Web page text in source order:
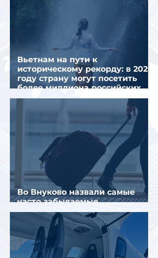
Вьетнам на пути к
историческому рекорду: в 2026
году страну могут посетить
более миллиона российских
туристов
Во Внуково назвали самые
часто забываемые
пассажирами вещи